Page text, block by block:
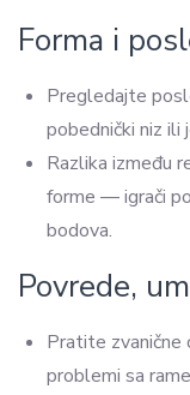
Forma i
Pregledajte
pobednički niz ili
Razlika između
forme — igrači
bodova.
Povrede,
Pratite zvanične
problemi sa